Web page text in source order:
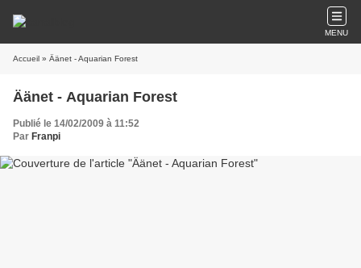
MENU
Accueil » Äänet - Aquarian Forest
Äänet - Aquarian Forest
Publié le 14/02/2009 à 11:52
Par Franpi